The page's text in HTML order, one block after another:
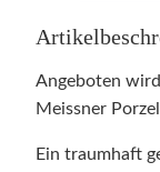
Angeboten
Meissner
Ein traumhaft